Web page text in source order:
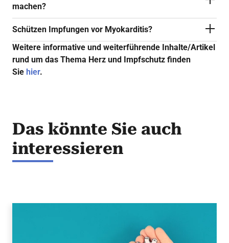
machen?
Schützen Impfungen vor Myokarditis?
Weitere informative und weiterführende Inhalte/Artikel
rund um das Thema Herz und Impfschutz finden
Sie hier.
Das könnte Sie auch
interessieren